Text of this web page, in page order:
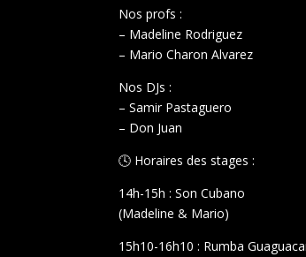
Nos profs :
– Madeline Rodriguez
– Mario Charon Alvarez
Nos DJs :
– Samir Pastaguero
– Don Juan
🕓 Horaires des stages :
14h-15h : Son Cubano
(Madeline & Mario)
15h10-16h10 : Rumba